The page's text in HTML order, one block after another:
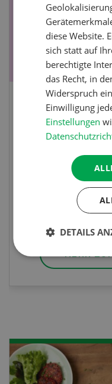
Fachkurs
Sind Sie in der
interessieren Sie
diesem Fall ist
die perfekte Wahl
sich mit einem
MEHR
diese Website.
sich statt auf
berechtigte
das Recht, in
Widerspruch
Einwilligung
Einstellungen
DETAILS